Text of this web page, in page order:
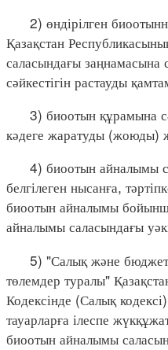
2) өндірілген
Қазақстан
саласындағы заңнамасына
сәйкестігін растауды
3) биоотын құрамына
кәдеге жаратуды (жоюды)
4) биоотын айналымы
белгілеген нысанға,
биоотын айналымы
айналымы саласындағы
5) "Салық және
төлемдер туралы"
Кодексінде (Салық
тауарларға ілеспе
биоотын айналымы